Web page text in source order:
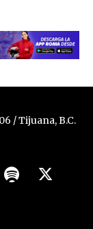
/ Tijuana, B.C.